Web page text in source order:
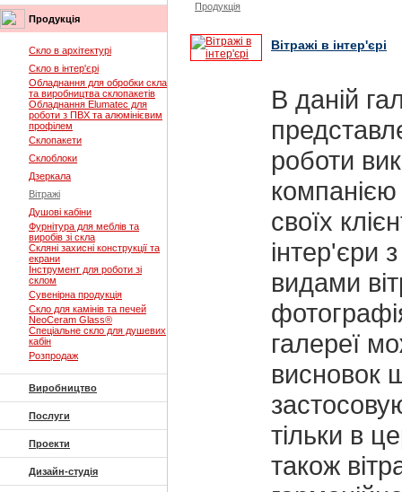
Продукція
Скло в архітектурі
Скло в інтер'єрі
Обладнання для обробки скла
та виробництва склопакетів
Обладнання Elumatec для
роботи з ПВХ та алюмінієвим
профілем
Склопакети
Склоблоки
Дзеркала
Вітражі
Душові кабіни
Фурнітура для меблів та
виробів зі скла
Скляні захисні конструкції та
екрани
Інструмент для роботи зі
склом
Сувенірна продукція
Скло для камінів та печей
NeoCeram Glass®
Спеціальне скло для душевих
кабін
Розпродаж
Виробництво
Послуги
Проекти
Дизайн-студія
Продукція
Вітражі в інтер'єрі
В даній
роботи
своїх
інтер'єри
видами
галереї
висновок
тільки в
також